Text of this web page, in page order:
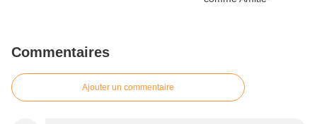
Commentaires
Ajouter un commentaire